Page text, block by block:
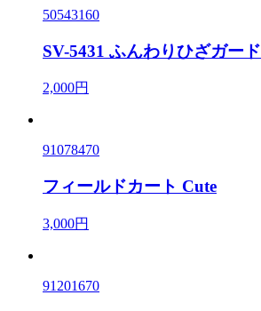
50543160
SV-5431 ふんわりひざガード
2,000円
91078470
フィールドカート Cute
3,000円
91201670